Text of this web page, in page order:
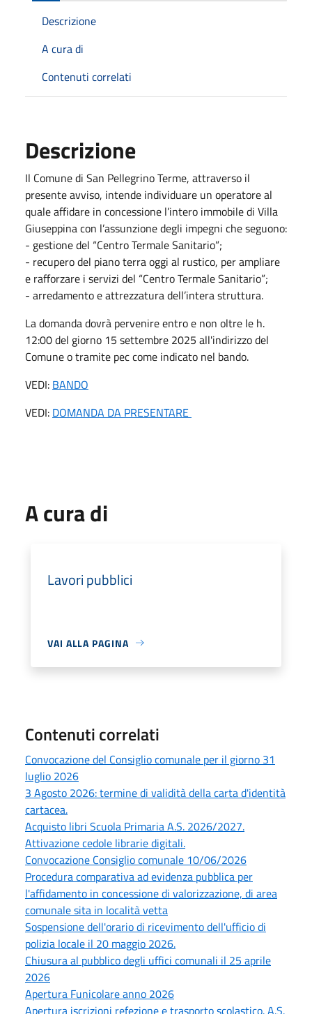
Descrizione
A cura di
Contenuti correlati
Descrizione
Il Comune di San Pellegrino Terme, attraverso il
presente avviso, intende individuare un operatore al
quale affidare in concessione l’intero immobile di Villa
Giuseppina con l’assunzione degli impegni che seguono:
- gestione del “Centro Termale Sanitario”;
- recupero del piano terra oggi al rustico, per ampliare
e rafforzare i servizi del “Centro Termale Sanitario”;
- arredamento e attrezzatura dell’intera struttura.
La domanda dovrà pervenire entro e non oltre le h.
12:00 del giorno 15 settembre 2025 all'indirizzo del
Comune o tramite pec come indicato nel bando.
VEDI: BANDO
VEDI: DOMANDA DA PRESENTARE
A cura di
Lavori pubblici
VAI ALLA PAGINA
Contenuti correlati
Convocazione del Consiglio comunale per il giorno 31
luglio 2026
3 Agosto 2026: termine di validità della carta d'identità
cartacea.
Acquisto libri Scuola Primaria A.S. 2026/2027.
Attivazione cedole librarie digitali.
Convocazione Consiglio comunale 10/06/2026
Procedura comparativa ad evidenza pubblica per
l'affidamento in concessione di valorizzazione, di area
comunale sita in località vetta
Sospensione dell'orario di ricevimento dell'ufficio di
polizia locale il 20 maggio 2026.
Chiusura al pubblico degli uffici comunali il 25 aprile
2026
Apertura Funicolare anno 2026
Apertura iscrizioni refezione e trasporto scolastico. A.S.